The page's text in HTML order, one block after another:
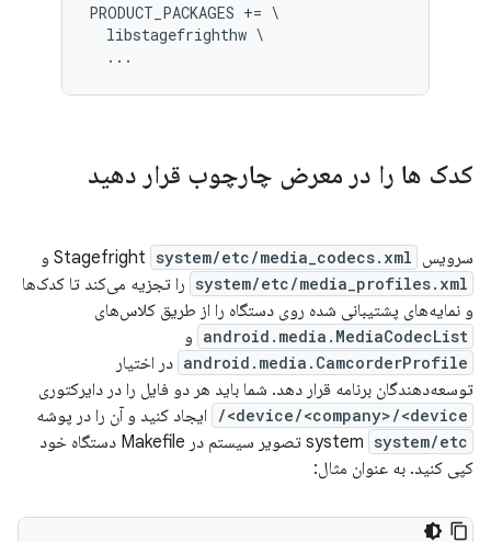
PRODUCT_PACKAGES += \
  libstagefrighthw \
کدک ها را در معرض چارچوب قرار دهید
سرویس Stagefright system/etc/media_codecs.xml و
system/etc/media_profiles.xml را تجزیه می‌کند تا کدک‌ها
و نمایه‌های پشتیبانی شده روی دستگاه را از طریق کلاس‌های
android.media.MediaCodecList و
android.media.CamcorderProfile در اختیار
توسعه‌دهندگان برنامه قرار دهد. شما باید هر دو فایل را در دایرکتوری
device/<company>/<device>/
ایجاد کنید و آن را در پوشه
system system/etc
تصویر سیستم در Makefile دستگاه خود
کپی کنید. به عنوان مثال: